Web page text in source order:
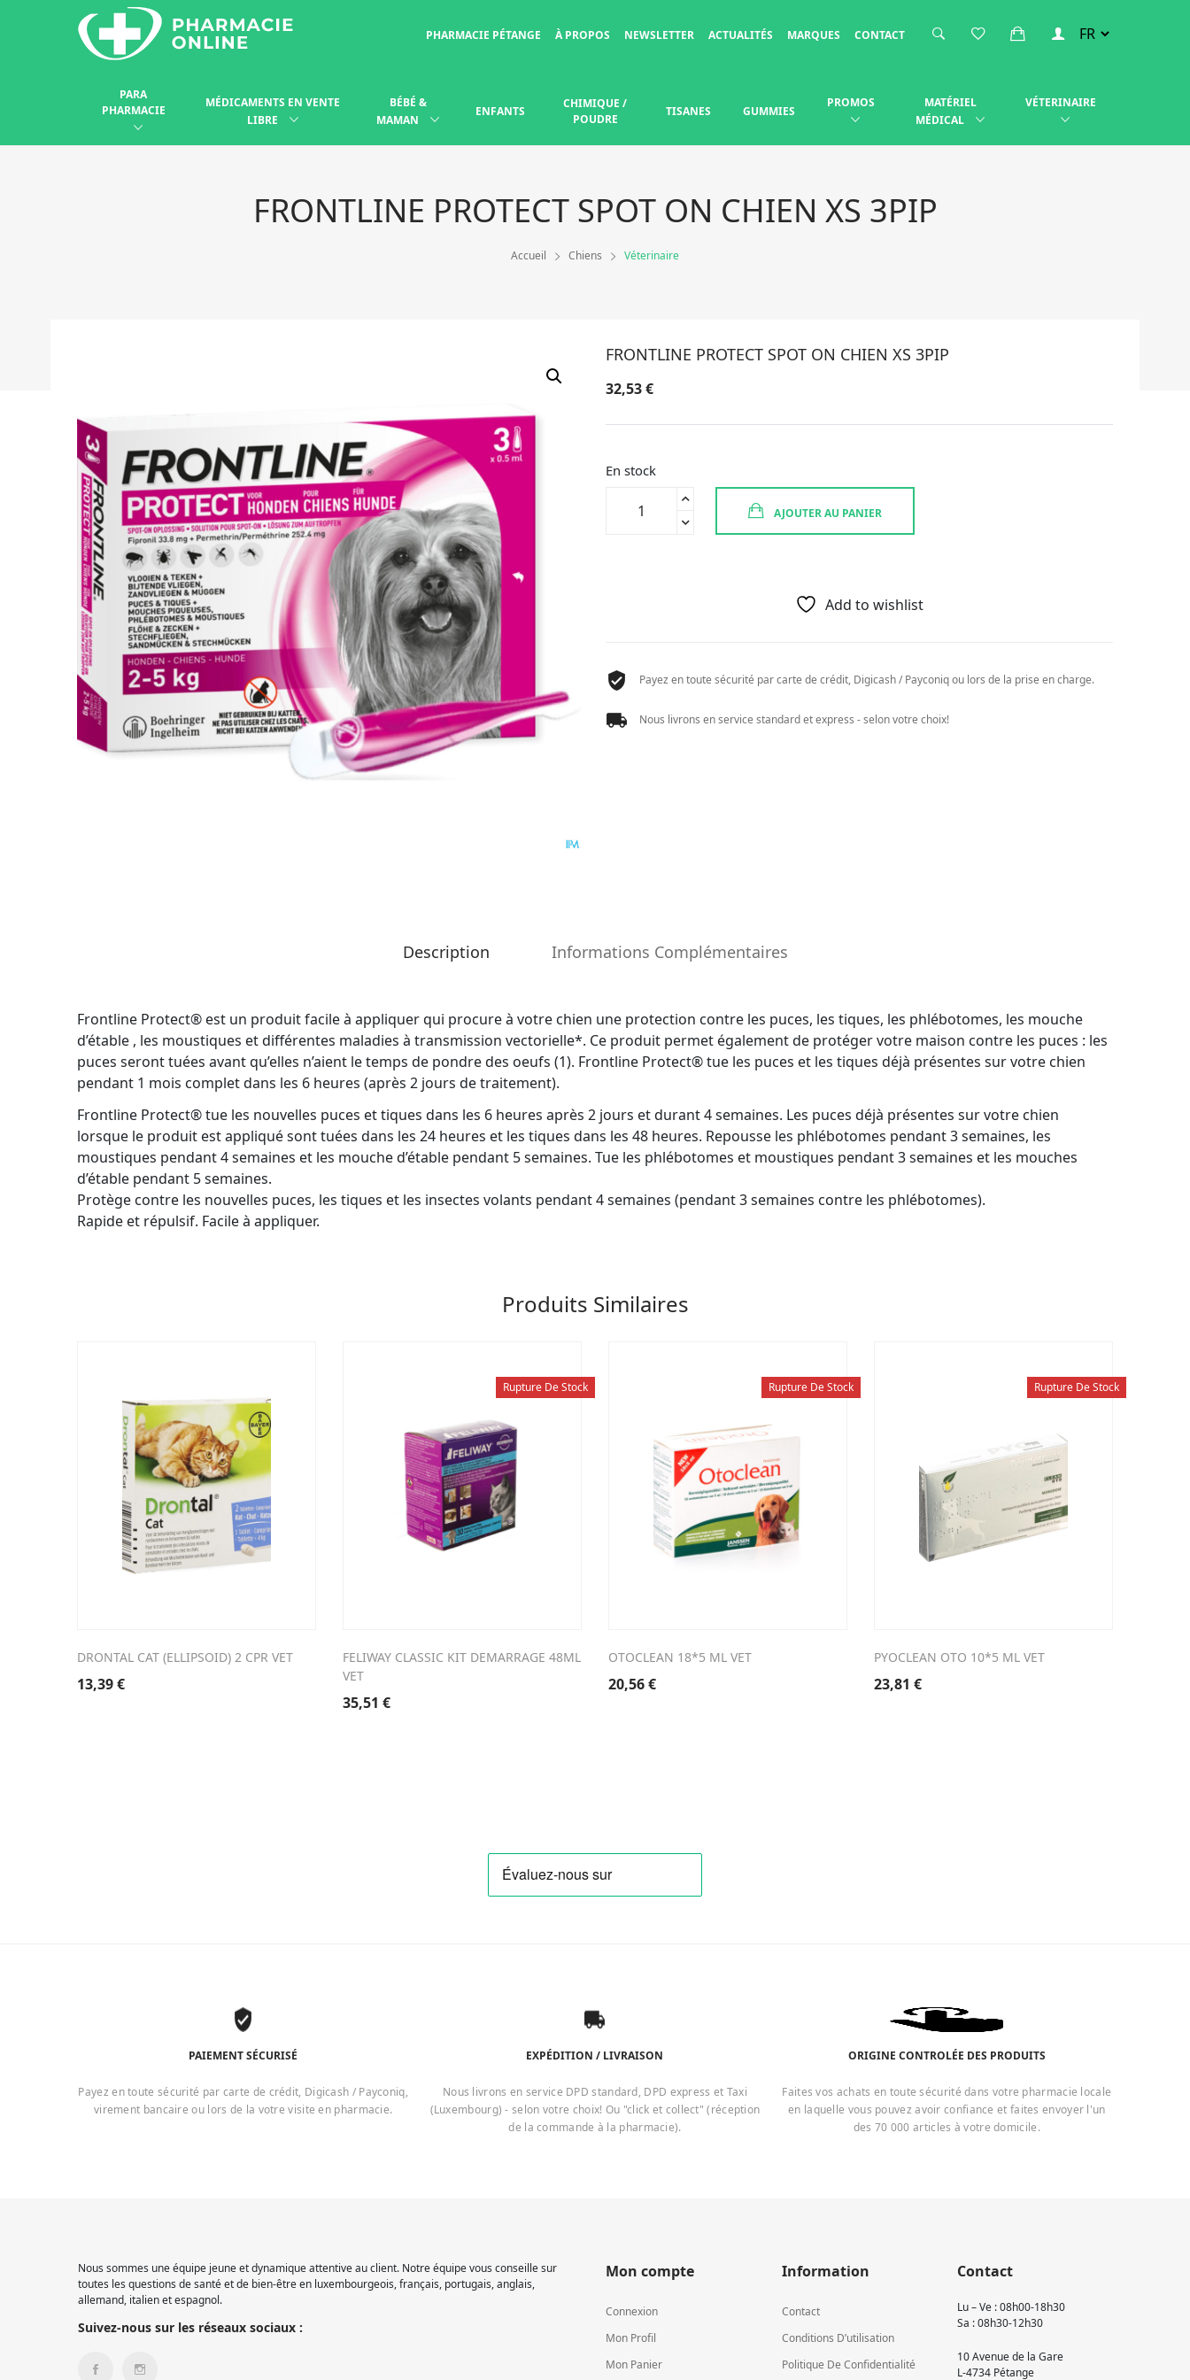
PHARMACIE PÉTANGE À PROPOS NEWSLETTER ACTUALITÉS MARQUES CONTACT
PARA
PHARMACIE
MÉDICAMENTS EN VENTE
LIBRE
BÉBÉ &
MAMAN
ENFANTS
CHIMIQUE /
POUDRE
TISANES GUMMIES
PROMOS
MATÉRIEL
MÉDICAL
VÉTERINAIRE
FRONTLINE PROTECT SPOT ON CHIEN XS 3PIP
Accueil Chiens Véterinaire
FRONTLINE PROTECT SPOT ON CHIEN XS 3PIP
32,53€
En stock
3PIP
AJOUTER AU PANIER
Add to wishlist
Payez en toute sécurité par carte de crédit, Digicash / Payconiq ou lors de la prise en charge.
Nous livrons en service standard et express - selon votre choix!
Description Informations Complémentaires
Frontline Protect® est un produit facile à appliquer qui procure à votre chien une protection contre les puces, les tiques, les phlébotomes, les mouche
d’étable , les moustiques et différentes maladies à transmission vectorielle*. Ce produit permet également de protéger votre maison contre les puces : les
puces seront tuées avant qu’elles n’aient le temps de pondre des oeufs (1). Frontline Protect® tue les puces et les tiques déjà présentes sur votre chien
pendant 1 mois complet dans les 6 heures (après 2 jours de traitement).
Frontline Protect® tue les nouvelles puces et tiques dans les 6 heures après 2 jours et durant 4 semaines. Les puces déjà présentes sur votre chien
lorsque le produit est appliqué sont tuées dans les 24 heures et les tiques dans les 48 heures. Repousse les phlébotomes pendant 3 semaines, les
moustiques pendant 4 semaines et les mouche d’étable pendant 5 semaines. Tue les phlébotomes et moustiques pendant 3 semaines et les mouches
d’étable pendant 5 semaines.
Protège contre les nouvelles puces, les tiques et les insectes volants pendant 4 semaines (pendant 3 semaines contre les phlébotomes).
Rapide et répulsif. Facile à appliquer.
Produits Similaires
DRONTAL CAT (ELLIPSOID) 2 CPR VET
13,39€
Rupture De Stock
FELIWAY CLASSIC KIT DEMARRAGE 48ML
VET
35,51 €
Rupture De Stock
OTOCLEAN 18*5 ML VET
20,56€
Rupture De Stock
PYOCLEAN OTO 10*5 ML VET
23,81 €
PAIEMENT SÉCURISÉ
Payez en toute sécurité par carte de crédit, Digicash / Payconiq,
virement bancaire ou lors de la votre visite en pharmacie.
EXPÉDITION / LIVRAISON
Nous livrons en service DPD standard, DPD express et Taxi
(Luxembourg) - selon votre choix! Ou "click et collect" (réception
de la commande à la pharmacie).
ORIGINE CONTROLÉE DES PRODUITS
Faites vos achats en toute sécurité dans votre pharmacie locale
en laquelle vous pouvez avoir confiance et faites envoyer l'un
des 70 000 articles à votre domicile.
Nous sommes une équipe jeune et dynamique attentive au client. Notre équipe vous conseille sur
toutes les questions de santé et de bien-être en luxembourgeois, français, portugais, anglais,
allemand, italien et espagnol.
Suivez-nous sur les réseaux sociaux :
Mon compte
Connexion
Mon Profil
Mon Panier
Information
Contact
Conditions D’utilisation
Politique De Confidentialité
Contact
Lu – Ve : 08h00-18h30
Sa : 08h30-12h30
10 Avenue de la Gare
L-4734 Pétange